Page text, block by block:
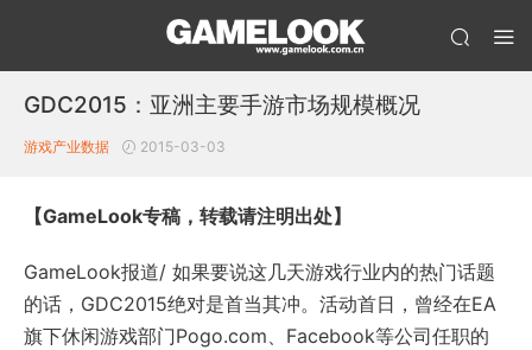
GDC2015：亚洲主要手游市场规模概况
游戏产业数据 2015-03-03
【GameLook专稿，转载请注明出处】
GameLook报道/ 如果要说这几天游戏行业内的热门话题
的话，GDC2015绝对是首当其冲。活动首日，曾经在EA
旗下休闲游戏部门Pogo.com、Facebook等公司任职的